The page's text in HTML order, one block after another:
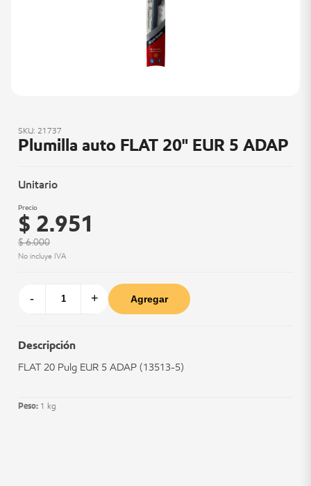
SKU: 21737
Plumilla auto FLAT 20" EUR 5 ADAP
Unitario
Precio
$ 2.951
$ 6.000
No incluye IVA
- + Agregar
Descripción
FLAT 20 Pulg EUR 5 ADAP (13513-5)
Peso: 1 kg